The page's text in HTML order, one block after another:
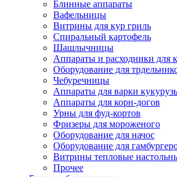
Блинные аппараты
Вафельницы
Витрины для кур гриль
Спиральный картофель
Шашлычницы
Аппараты и расходники для
Оборудование для
Чебуречницы
Аппараты для варки
Аппараты для корн-догов
Урны для фуд-кортов
Фризеры для мороженого
Оборудование для начос
Оборудование для
Витрины тепловые
Прочее